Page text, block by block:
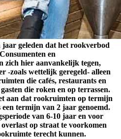
geleden dat het rookverbod
en
zich hier aanvankelijk tegen,
-zoals wettelijk geregeld- alleen
die cafés, restaurants en
die roken en op terrassen.
aan dat rookruimten op termijn
termijn van 2 jaar genoemd.
van 6-10 jaar en voor
op straat te voorkomen
terecht kunnen.